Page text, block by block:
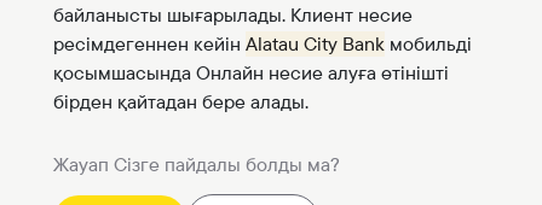
байланысты шығарылады. Клиент несие
ресімдегеннен кейін Alatau City Bank мобильді
қосымшасында Онлайн несие алуға өтінішті
бірден қайтадан бере алады.
Жауап Сізге пайдалы болды ма?